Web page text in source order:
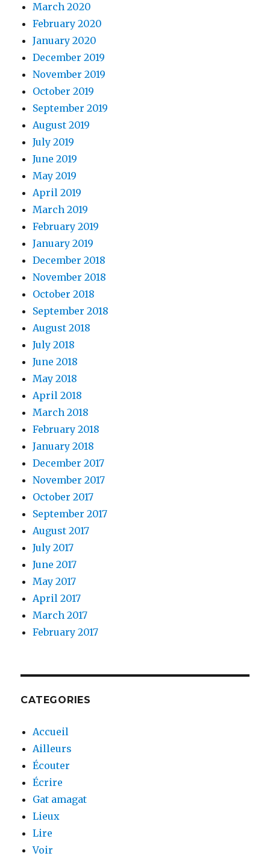
March 2020
February 2020
January 2020
December 2019
November 2019
October 2019
September 2019
August 2019
July 2019
June 2019
May 2019
April 2019
March 2019
February 2019
January 2019
December 2018
November 2018
October 2018
September 2018
August 2018
July 2018
June 2018
May 2018
April 2018
March 2018
February 2018
January 2018
December 2017
November 2017
October 2017
September 2017
August 2017
July 2017
June 2017
May 2017
April 2017
March 2017
February 2017
CATEGORIES
Accueil
Ailleurs
Écouter
Écrire
Gat amagat
Lieux
Lire
Voir